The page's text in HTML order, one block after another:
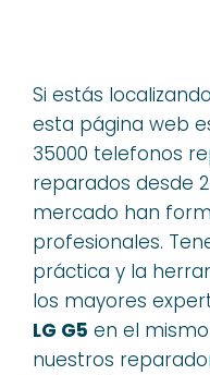
Si estás localizando
esta página web
35000 telefonos
reparados desde
mercado han
profesionales.
práctica y la
los mayores
LG G5 en el
nuestros